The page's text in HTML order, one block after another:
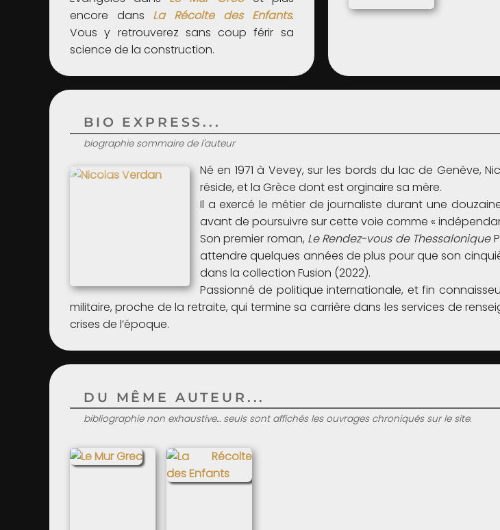
encore dans La Récolte des Enfants.
Vous y retrouverez sans coup férir sa
science de la construction.
BIO EXPRESS...
biographie sommaire de l'auteur
Né en 1971 à Vevey, sur les bords du lac de Genève,
réside, et la Grèce dont est orginaire sa mère.
Il a exercé le métier de journaliste durant une
avant de poursuivre sur cette voie comme «
Son premier roman, Le Rendez-vous de Thessalonique
attendre quelques années de plus pour que son
dans la collection Fusion (2022).
Passionné de politique internationale, et fin
militaire, proche de la retraite, qui termine sa carrière dans les services de
crises de l’époque.
DU MÊME AUTEUR...
bibliographie non exhaustive... seuls sont affichés les ouvrages chroniqués sur le site.